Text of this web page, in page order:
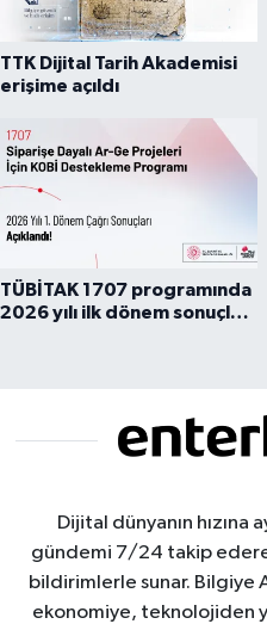
TTK Dijital Tarih Akademisi
erişime açıldı
TÜBİTAK 1707 programında
2026 yılı ilk dönem sonuçları
Dijital dünyanın hızına
gündemi 7/24 takip
bildirimlerle sunar. Bilgiye
ekonomiye, teknolojiden